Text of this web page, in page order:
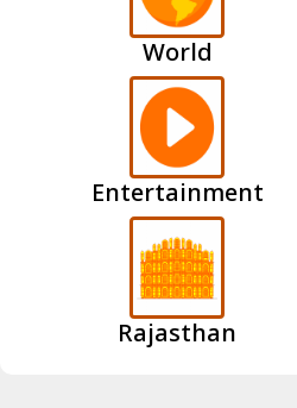
World
Entertainment
Rajasthan